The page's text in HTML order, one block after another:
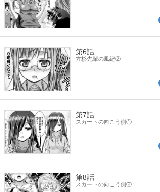
第6話
方杉先輩の風紀②
第7話
スカートの向こう側①
第8話
スカートの向こう側②